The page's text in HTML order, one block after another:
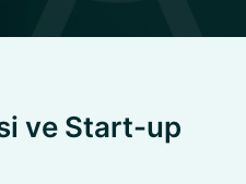
ve Start-up